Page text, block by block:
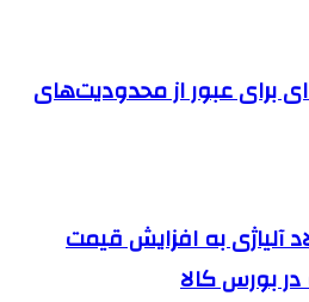
برای عبور از محدودیت‌های
آلیاژی به افزایش قیمت
بورس کالا